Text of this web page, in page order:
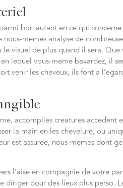
bon autant en ce qui
nous-memes analyse de
le visuel de plus quand il sera.
lequel vous-meme bavardez, il
venir les cheveux, ils font a
accomplies creatures accedent
la main en les chevelure, ou
est assuree, nous-memes dont
l’aise en compagnie de votre
diriger pour des lieux plus perso.